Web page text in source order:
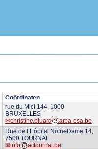
Coördinaten
rue du Midi 144, 1000
BRUXELLES
christine.bluard
arba-esa.be
Rue de l’Hôpital Notre-Dame 14,
7500 TOURNAI
info
actournai.be